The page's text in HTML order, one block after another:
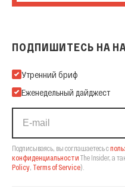
ПОДПИШИТЕСЬ НА
Подпишитесь на нашу Email-
Утренний бриф
Еженедельный дайджест
Подписываясь, вы соглашаетесь с
конфиденциальности The Insider, а
Policy, Terms of Service).